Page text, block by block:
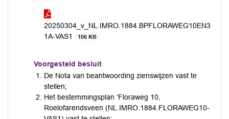
20250304_v_NL.IMRO.1884.BPFLORAWEG10EN3
1A-VAS1
106 KB
Voorgesteld besluit
De Nota van beantwoording zienswijzen vast te
stellen;
Het bestemmingsplan ‘Floraweg 10,
Roelofarendsveen (NL.IMRO.1884.FLORAWEG10-